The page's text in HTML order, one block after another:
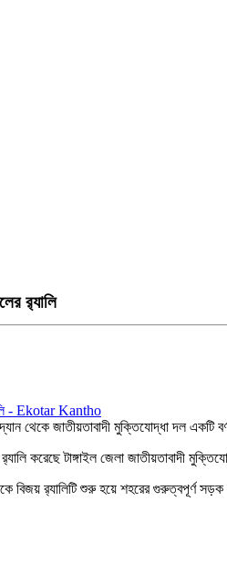
র‍্যালি
থেকে জাতীয়তাবাদী মুক্তিযোদ্ধা দল একটি
করেছে টাঙ্গাইল জেলা জাতীয়তাবাদী
বিজয় র‍্যালিটি শুরু হয়ে শহরের গুরুত্বপূর্ণ